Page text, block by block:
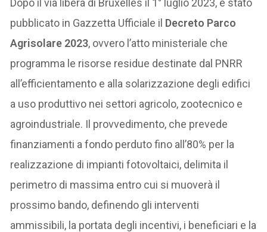
Dopo il via libera di Bruxelles il 1° luglio 2023, è stato
pubblicato in Gazzetta Ufficiale il Decreto Parco
Agrisolare 2023, ovvero l’atto ministeriale che
programma le risorse residue destinate dal PNRR
all’efficientamento e alla solarizzazione degli edifici
a uso produttivo nei settori agricolo, zootecnico e
agroindustriale. Il provvedimento, che prevede
finanziamenti a fondo perduto fino all’80% per la
realizzazione di impianti fotovoltaici, delimita il
perimetro di massima entro cui si muoverà il
prossimo bando, definendo gli interventi
ammissibili, la portata degli incentivi, i beneficiari e la